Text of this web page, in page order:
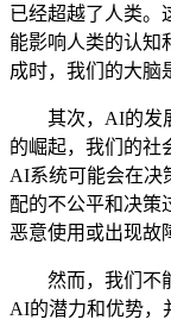
已经超越了人类。
能影响人类的认知
成时，我们的大脑
其次，AI的发展
的崛起，我们的社
AI系统可能会在决
配的不公平和决策
恶意使用或出现故
然而，我们不能
AI的潜力和优势，